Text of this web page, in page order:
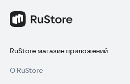
RuStore магазин приложений
О RuStore